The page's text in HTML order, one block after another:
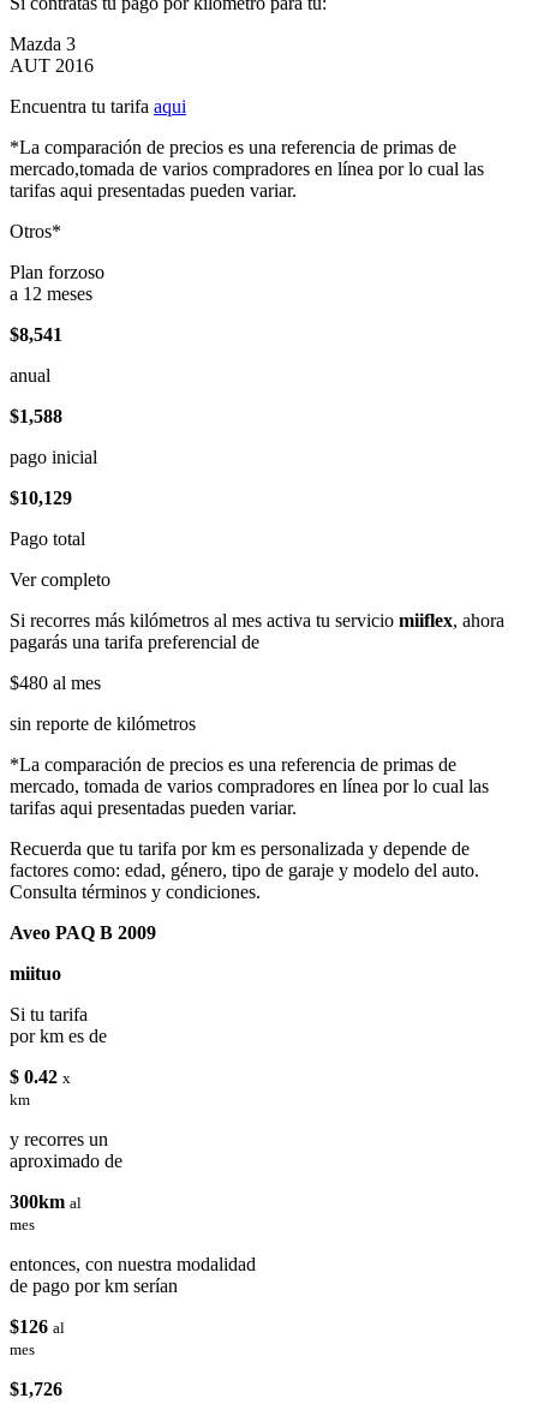
Mazda 3
AUT 2016
Encuentra tu tarifa aqui
*La comparación de precios es una referencia de primas de
mercado,tomada de varios compradores en línea por lo cual las
tarifas aqui presentadas pueden variar.
Otros*
Plan forzoso
a 12 meses
$8,541
anual
$1,588
pago inicial
$10,129
Pago total
Ver completo
Si recorres más kilómetros al mes activa tu servicio miiflex, ahora
pagarás una tarifa preferencial de
$480 al mes
sin reporte de kilómetros
*La comparación de precios es una referencia de primas de
mercado, tomada de varios compradores en línea por lo cual las
tarifas aqui presentadas pueden variar.
Recuerda que tu tarifa por km es personalizada y depende de
factores como: edad, género, tipo de garaje y modelo del auto.
Consulta términos y condiciones.
Aveo PAQ B 2009
miituo
Si tu tarifa
por km es de
$ 0.42 x
km
y recorres un
aproximado de
300km al
mes
entonces, con nuestra modalidad
de pago por km serían
$126 al
mes
$1,726